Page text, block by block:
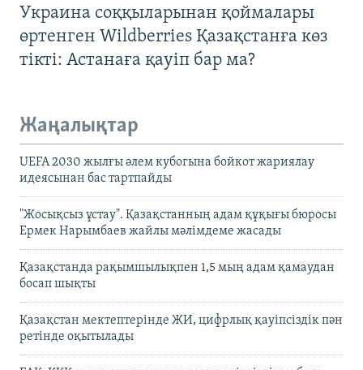
Украина соққыларынан қоймалары
өртенген Wildberries Қазақстанға көз
тікті: Астанаға қауіп бар ма?
Жаңалықтар
UEFA 2030 жылғы әлем кубогына бойкот жариялау
идеясынан бас тартпайды
"Жосықсыз ұстау". Қазақстанның адам құқығы бюросы
Ермек Нарымбаев жайлы мәлімдеме жасады
Қазақстанда рақымшылықпен 1,5 мың адам қамаудан
босап шықты
Қазақстан мектептерінде ЖИ, цифрлық қауіпсіздік пән
ретінде оқытылады